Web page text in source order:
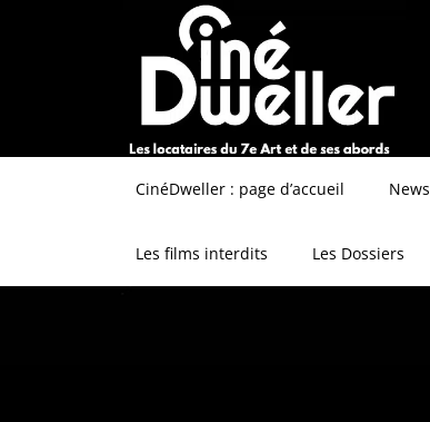
CinéDweller : page d’accueil News
Les films interdits Les Dossiers